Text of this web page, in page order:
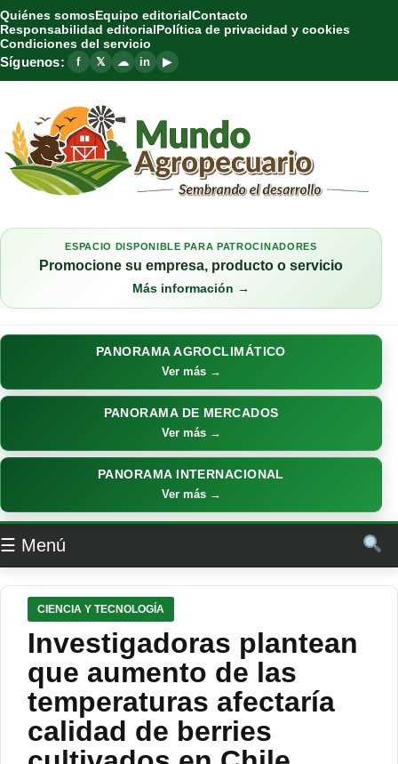
Quiénes somosEquipo editorialContacto
Responsabilidad editorialPolítica de privacidad y cookies
Condiciones del servicio
Síguenos: f 𝕏 ☁ in ▶
ESPACIO DISPONIBLE PARA PATROCINADORES
Promocione su empresa, producto o servicio
Más información →
PANORAMA AGROCLIMÁTICO
Ver más →
PANORAMA DE MERCADOS
Ver más →
PANORAMA INTERNACIONAL
Ver más →
☰ Menú
CIENCIA Y TECNOLOGÍA
Investigadoras plantean
que aumento de las
temperaturas afectaría
calidad de berries